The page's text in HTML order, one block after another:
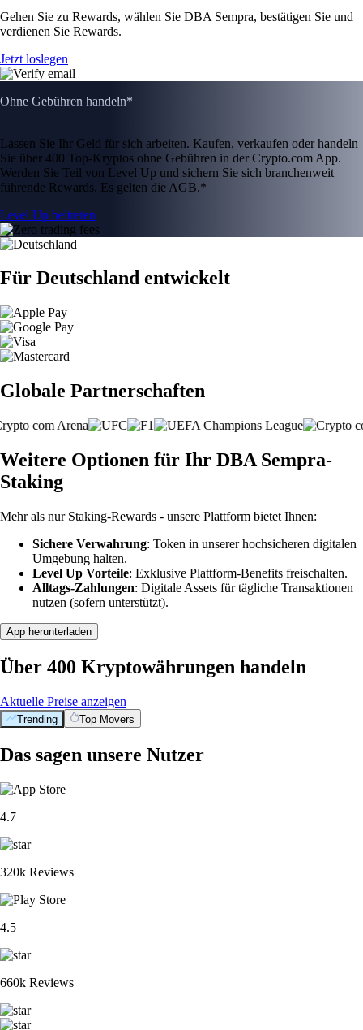
Gehen Sie zu Rewards, wählen Sie DBA Sempra, bestätigen Sie und
verdienen Sie Rewards.
Jetzt loslegen
Ohne Gebühren handeln*
Lassen Sie Ihr Geld für sich arbeiten. Kaufen, verkaufen oder handeln
Sie über 400 Top-Kryptos ohne Gebühren in der Crypto.com App.
Werden Sie Teil von Level Up und sichern Sie sich branchenweit
führende Rewards. Es gelten die AGB.*
Level Up beitreten
Für Deutschland entwickelt
Globale Partnerschaften
Weitere Optionen für Ihr DBA Sempra-
Staking
Mehr als nur Staking-Rewards - unsere Plattform bietet Ihnen:
Sichere Verwahrung: Token in unserer hochsicheren digitalen
Umgebung halten.
Level Up Vorteile: Exklusive Plattform-Benefits freischalten.
Alltags-Zahlungen: Digitale Assets für tägliche Transaktionen
nutzen (sofern unterstützt).
App herunterladen
Über 400 Kryptowährungen handeln
Aktuelle Preise anzeigen
Trending Top Movers
Das sagen unsere Nutzer
4.7
320k Reviews
4.5
660k Reviews